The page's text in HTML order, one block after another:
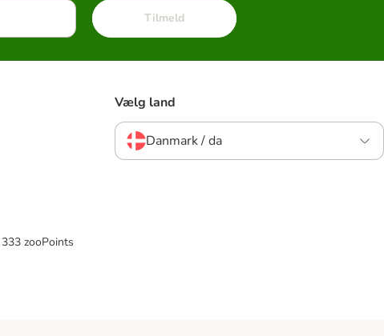
Tilmeld
zooPoints
Vælg land
Danmark / da